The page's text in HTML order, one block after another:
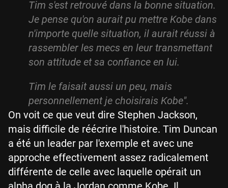
Tim s'est retrouvé dans la bonne situation.
Je pense qu'on aurait pu mettre Kobe dans
n'importe quelle situation, il aurait réussi à
rassembler les mecs en leur transmettant
son attitude et sa confiance en lui.
Tim le faisait aussi un peu, mais
personnellement je choisirais Kobe".
On voit ce que veut dire Stephen Jackson,
mais difficile de réécrire l'histoire. Tim Duncan
a été un leader par l'exemple et avec une
approche effectivement assez radicalement
différente de celle avec laquelle opérait un